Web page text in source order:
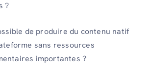
?
de produire du contenu natif
sans ressources
importantes ?